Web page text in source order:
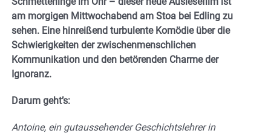
am morgigen Mittwochabend am Stoa bei Edling zu
sehen. Eine hinreißend turbulente Komödie über die
Schwierigkeiten der zwischenmenschlichen
Kommunikation und den betörenden Charme der
Ignoranz.
Darum geht’s:
Antoine, ein gutaussehender Geschichtslehrer in